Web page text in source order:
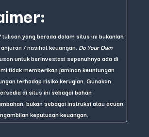
yang berada dalam situs ini bukanlah
/ nasihat keuangan. Do Your Own
untuk berinvestasi sepenuhnya ada di
tidak memberikan jaminan keuntungan
terhadap risiko kerugian. Gunakan
di situs ini sebagai bahan
bukan sebagai instruksi atau acuan
keputusan keuangan.